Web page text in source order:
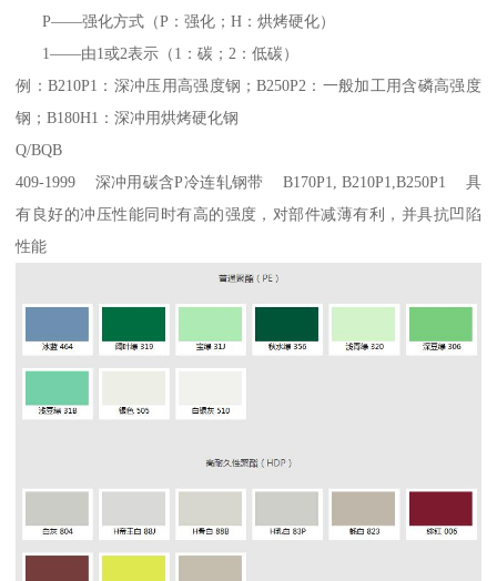
P——强化方式（P：强化；H：烘烤硬化）
1——由1或2表示（1：碳；2：低碳）
例：B210P1：深冲压用高强度钢；B250P2：一般加工用含磷高强度
钢；B180H1：深冲用烘烤硬化钢
Q/BQB
409-1999 深冲用碳含P冷连轧钢带 B170P1, B210P1,B250P1 具
有良好的冲压性能同时有高的强度，对部件减薄有利，并具抗凹陷
性能